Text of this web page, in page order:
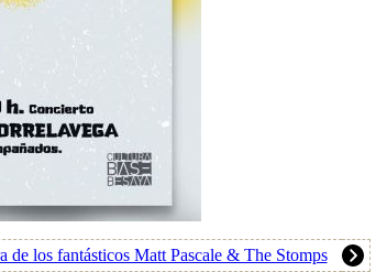
de los fantásticos Matt Pascale & The Stomps